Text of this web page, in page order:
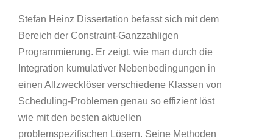
Stefan Heinz Dissertation befasst sich mit dem
Bereich der Constraint-Ganzzahligen
Programmierung. Er zeigt, wie man durch die
Integration kumulativer Nebenbedingungen in
einen Allzwecklöser verschiedene Klassen von
Scheduling-Problemen genau so effizient löst
wie mit den besten aktuellen
problemspezifischen Lösern. Seine Methoden